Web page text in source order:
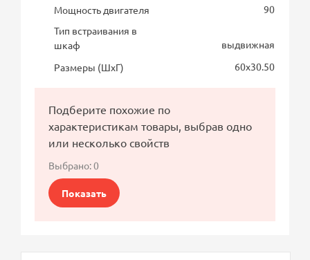
Мощность двигателя
90
Тип встраивания в
шкаф
выдвижная
Размеры (ШхГ)
60х30.50
Подберите похожие по
характеристикам товары, выбрав одно
или несколько свойств
Выбрано:0
Показать